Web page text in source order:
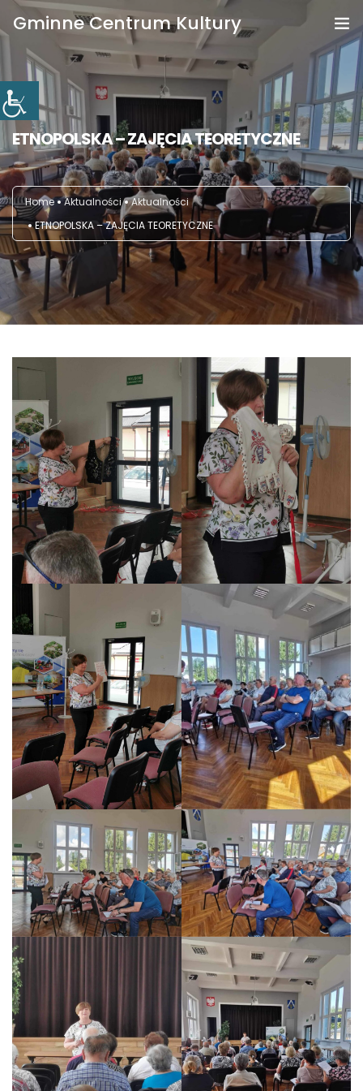
Gminne Centrum Kultury
Strona główna
Poznaj nas
Aktualności
Fotorelacje
Kontakt
Biblioteka
ETNOPOLSKA – ZAJĘCIA TEORETYCZNE
Home Aktualności
Aktualności
ETNOPOLSKA – ZAJĘCIA TEORETYCZNE